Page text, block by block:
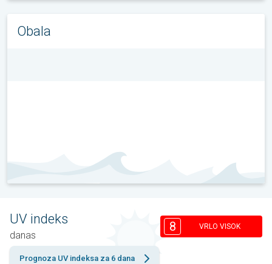
Obala
UV indeks
danas
8 VRLO VISOK
Prognoza UV indeksa za 6 dana